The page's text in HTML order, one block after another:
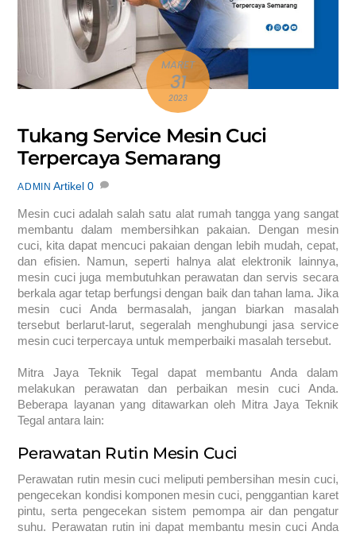
MARET
31
2023
Tukang Service Mesin Cuci
Terpercaya Semarang
ADMIN Artikel 0
Mesin cuci adalah salah satu alat rumah tangga yang sangat
membantu dalam membersihkan pakaian. Dengan mesin
cuci, kita dapat mencuci pakaian dengan lebih mudah, cepat,
dan efisien. Namun, seperti halnya alat elektronik lainnya,
mesin cuci juga membutuhkan perawatan dan servis secara
berkala agar tetap berfungsi dengan baik dan tahan lama. Jika
mesin cuci Anda bermasalah, jangan biarkan masalah
tersebut berlarut-larut, segeralah menghubungi jasa service
mesin cuci terpercaya untuk memperbaiki masalah tersebut.
Mitra Jaya Teknik Tegal dapat membantu Anda dalam
melakukan perawatan dan perbaikan mesin cuci Anda.
Beberapa layanan yang ditawarkan oleh Mitra Jaya Teknik
Tegal antara lain:
Perawatan Rutin Mesin Cuci
Perawatan rutin mesin cuci meliputi pembersihan mesin cuci,
pengecekan kondisi komponen mesin cuci, penggantian karet
pintu, serta pengecekan sistem pemompa air dan pengatur
suhu. Perawatan rutin ini dapat membantu mesin cuci Anda